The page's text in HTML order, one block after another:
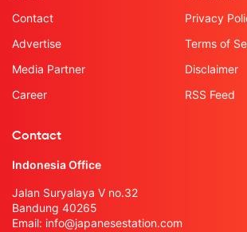
Contact
Advertise
Media Partner
Career
Privacy
Terms of
Disclaimer
RSS Feed
Contact
Indonesia Office
Jalan Suryalaya V no.32
Bandung 40265
Email: info@japanesestation.com